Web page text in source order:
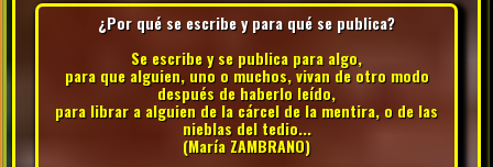
¿Por qué se escribe y para qué se publica?
Se escribe y se publica para algo,
para que alguien, uno o muchos, vivan de otro modo
después de haberlo leído,
para librar a alguien de la cárcel de la mentira, o de las
nieblas del tedio...
(María ZAMBRANO)